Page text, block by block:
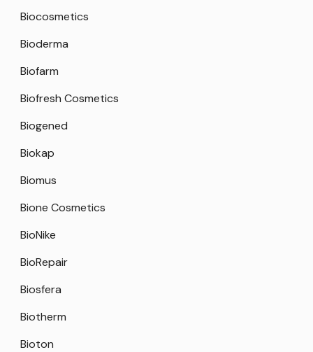
Biocosmetics
Bioderma
Biofarm
Biofresh Cosmetics
Biogened
Biokap
Biomus
Bione Cosmetics
BioNike
BioRepair
Biosfera
Biotherm
Bioton